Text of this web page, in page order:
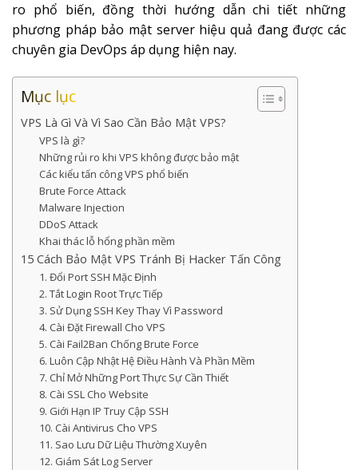
ro phổ biến, đồng thời hướng dẫn chi tiết những
phương pháp bảo mật server hiệu quả đang được các
chuyên gia DevOps áp dụng hiện nay.
Mục lục
VPS Là Gì Và Vì Sao Cần Bảo Mật VPS?
VPS là gì?
Những rủi ro khi VPS không được bảo mật
Các kiểu tấn công VPS phổ biến
Brute Force Attack
Malware Injection
DDoS Attack
Khai thác lỗ hổng phần mềm
15 Cách Bảo Mật VPS Tránh Bị Hacker Tấn Công
1. Đổi Port SSH Mặc Định
2. Tắt Login Root Trực Tiếp
3. Sử Dụng SSH Key Thay Vì Password
4. Cài Đặt Firewall Cho VPS
5. Cài Fail2Ban Chống Brute Force
6. Luôn Cập Nhật Hệ Điều Hành Và Phần Mềm
7. Chỉ Mở Những Port Thực Sự Cần Thiết
8. Cài SSL Cho Website
9. Giới Hạn IP Truy Cập SSH
10. Cài Antivirus Cho VPS
11. Sao Lưu Dữ Liệu Thường Xuyên
12. Giám Sát Log Server